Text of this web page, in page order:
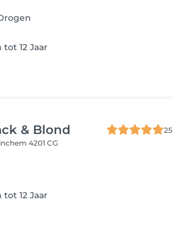
12 Jaar
& Blond
25
4201 CG
12 Jaar